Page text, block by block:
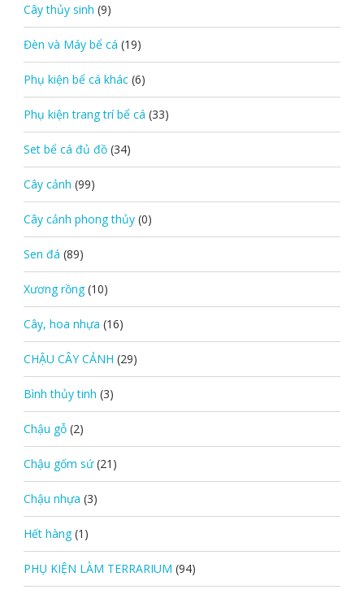
Cây thủy sinh (9)
Đèn và Máy bể cá (19)
Phụ kiện bể cá khác (6)
Phụ kiện trang trí bể cá (33)
Set bể cá đủ đồ (34)
Cây cảnh (99)
Cây cảnh phong thủy (0)
Sen đá (89)
Xương rồng (10)
Cây, hoa nhựa (16)
CHẬU CÂY CẢNH (29)
Bình thủy tinh (3)
Chậu gỗ (2)
Chậu gốm sứ (21)
Chậu nhựa (3)
Hết hàng (1)
PHỤ KIỆN LÀM TERRARIUM (94)